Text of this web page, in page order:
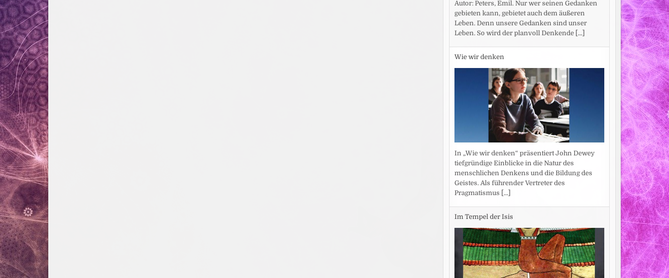
Autor: Peters, Emil. Nur wer seinen Gedanken
gebieten kann, gebietet auch dem äußeren
Leben. Denn unsere Gedanken sind unser
Leben. So wird der planvoll Denkende [...]
Wie wir denken
In „Wie wir denken“ präsentiert John Dewey
tiefgründige Einblicke in die Natur des
menschlichen Denkens und die Bildung des
Geistes. Als führender Vertreter des
Pragmatismus [...]
Im Tempel der Isis